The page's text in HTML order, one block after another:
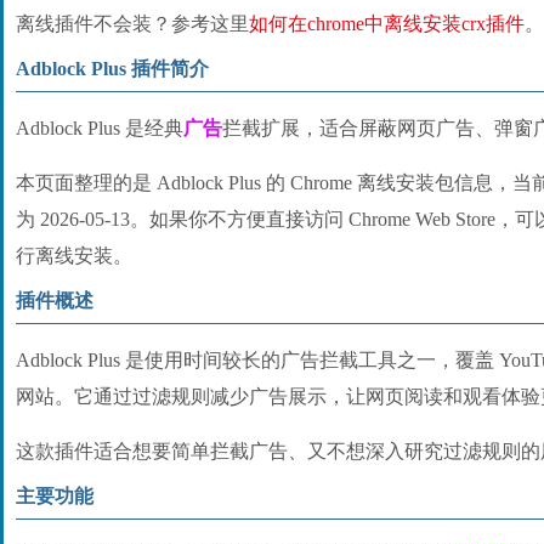
离线插件不会装？参考这里如何在chrome中离线安装crx插件。
Adblock Plus 插件简介
Adblock Plus 是经典广告拦截扩展，适合屏蔽网页广告、弹窗
本页面整理的是 Adblock Plus 的 Chrome 离线安装包信息，当
为 2026-05-13。如果你不方便直接访问 Chrome Web Store，
行离线安装。
插件概述
Adblock Plus 是使用时间较长的广告拦截工具之一，覆盖
网站。它通过过滤规则减少广告展示，让网页阅读和观看体
这款插件适合想要简单拦截广告、又不想深入研究过滤规则
主要功能